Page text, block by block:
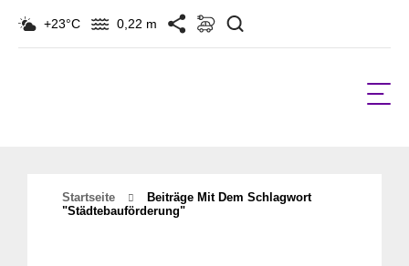
+23°C 0,22 m
Startseite
Beiträge Mit Dem Schlagwort
"Städtebauförderung"